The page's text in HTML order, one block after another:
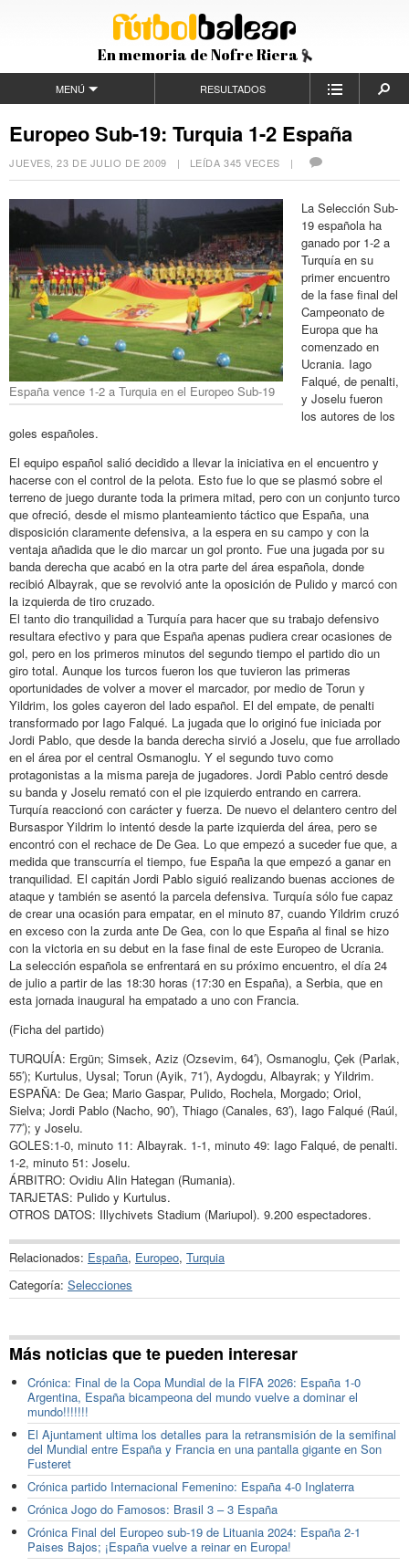
En memoria de Nofre Riera
MENÚ RESULTADOS
Europeo Sub-19: Turquia 1-2 España
JUEVES, 23 DE JULIO DE 2009 | LEÍDA 345 VECES |
España vence 1-2 a Turquia en el Europeo Sub-19
La Selección Sub-
19 española ha
ganado por 1-2 a
Turquía en su
primer encuentro
de la fase final del
Campeonato de
Europa que ha
comenzado en
Ucrania. Iago
Falqué, de penalti,
y Joselu fueron
los autores de los
goles españoles.
El equipo español salió decidido a llevar la iniciativa en el encuentro y
hacerse con el control de la pelota. Esto fue lo que se plasmó sobre el
terreno de juego durante toda la primera mitad, pero con un conjunto turco
que ofreció, desde el mismo planteamiento táctico que España, una
disposición claramente defensiva, a la espera en su campo y con la
ventaja añadida que le dio marcar un gol pronto. Fue una jugada por su
banda derecha que acabó en la otra parte del área española, donde
recibió Albayrak, que se revolvió ante la oposición de Pulido y marcó con
la izquierda de tiro cruzado.
El tanto dio tranquilidad a Turquía para hacer que su trabajo defensivo
resultara efectivo y para que España apenas pudiera crear ocasiones de
gol, pero en los primeros minutos del segundo tiempo el partido dio un
giro total. Aunque los turcos fueron los que tuvieron las primeras
oportunidades de volver a mover el marcador, por medio de Torun y
Yildrim, los goles cayeron del lado español. El del empate, de penalti
transformado por Iago Falqué. La jugada que lo originó fue iniciada por
Jordi Pablo, que desde la banda derecha sirvió a Joselu, que fue arrollado
en el área por el central Osmanoglu. Y el segundo tuvo como
protagonistas a la misma pareja de jugadores. Jordi Pablo centró desde
su banda y Joselu remató con el pie izquierdo entrando en carrera.
Turquía reaccionó con carácter y fuerza. De nuevo el delantero centro del
Bursaspor Yildrim lo intentó desde la parte izquierda del área, pero se
encontró con el rechace de De Gea. Lo que empezó a suceder fue que, a
medida que transcurría el tiempo, fue España la que empezó a ganar en
tranquilidad. El capitán Jordi Pablo siguió realizando buenas acciones de
ataque y también se asentó la parcela defensiva. Turquía sólo fue capaz
de crear una ocasión para empatar, en el minuto 87, cuando Yildrim cruzó
en exceso con la zurda ante De Gea, con lo que España al final se hizo
con la victoria en su debut en la fase final de este Europeo de Ucrania.
La selección española se enfrentará en su próximo encuentro, el día 24
de julio a partir de las 18:30 horas (17:30 en España), a Serbia, que en
esta jornada inaugural ha empatado a uno con Francia.
(Ficha del partido)
TURQUÍA: Ergün; Simsek, Aziz (Ozsevim, 64′), Osmanoglu, Çek (Parlak,
55′); Kurtulus, Uysal; Torun (Ayik, 71′), Aydogdu, Albayrak; y Yildrim.
ESPAÑA: De Gea; Mario Gaspar, Pulido, Rochela, Morgado; Oriol,
Sielva; Jordi Pablo (Nacho, 90′), Thiago (Canales, 63′), Iago Falqué (Raúl,
77′); y Joselu.
GOLES:1-0, minuto 11: Albayrak. 1-1, minuto 49: Iago Falqué, de penalti.
1-2, minuto 51: Joselu.
ÁRBITRO: Ovidiu Alin Hategan (Rumania).
TARJETAS: Pulido y Kurtulus.
OTROS DATOS: Illychivets Stadium (Mariupol). 9.200 espectadores.
Relacionados: España, Europeo, Turquia
Categoría: Selecciones
Más noticias que te pueden interesar
Crónica: Final de la Copa Mundial de la FIFA 2026: España 1-0
Argentina, España bicampeona del mundo vuelve a dominar el
mundo!!!!!!!
El Ajuntament ultima los detalles para la retransmisión de la semifinal
del Mundial entre España y Francia en una pantalla gigante en Son
Fusteret
Crónica partido Internacional Femenino: España 4-0 Inglaterra
Crónica Jogo do Famosos: Brasil 3 – 3 España
Crónica Final del Europeo sub-19 de Lituania 2024: España 2-1
Paises Bajos; ¡España vuelve a reinar en Europa!